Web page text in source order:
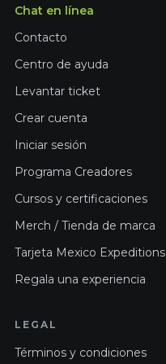
Chat en línea
Contacto
Centro de ayuda
Levantar ticket
Crear cuenta
Iniciar sesión
Programa Creadores
Cursos y certificaciones
Merch / Tienda de marca
Tarjeta Mexico Expeditions
Regala una experiencia
LEGAL
Términos y condiciones